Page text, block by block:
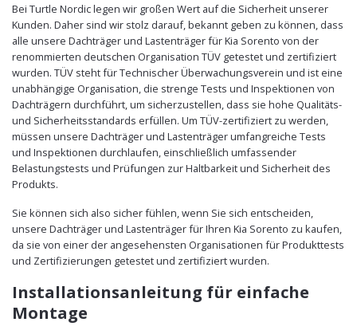
Bei Turtle Nordic legen wir großen Wert auf die Sicherheit unserer
Kunden. Daher sind wir stolz darauf, bekannt geben zu können, dass
alle unsere Dachträger und Lastenträger für Kia Sorento von der
renommierten deutschen Organisation TÜV getestet und zertifiziert
wurden. TÜV steht für Technischer Überwachungsverein und ist eine
unabhängige Organisation, die strenge Tests und Inspektionen von
Dachträgern durchführt, um sicherzustellen, dass sie hohe Qualitäts-
und Sicherheitsstandards erfüllen. Um TÜV-zertifiziert zu werden,
müssen unsere Dachträger und Lastenträger umfangreiche Tests
und Inspektionen durchlaufen, einschließlich umfassender
Belastungstests und Prüfungen zur Haltbarkeit und Sicherheit des
Produkts.
Sie können sich also sicher fühlen, wenn Sie sich entscheiden,
unsere Dachträger und Lastenträger für Ihren Kia Sorento zu kaufen,
da sie von einer der angesehensten Organisationen für Produkttests
und Zertifizierungen getestet und zertifiziert wurden.
Installationsanleitung für einfache
Montage